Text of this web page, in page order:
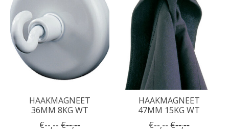
HAAKMAGNEET
36MM 8KG WT
€--,-- €--,--
HAAKMAGNEET
47MM 15KG WT
€--,-- €--,--